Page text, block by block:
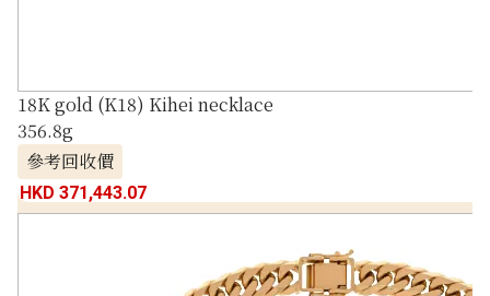
18K gold (K18) Kihei necklace
356.8g
參考回收價
HKD 371,443.07